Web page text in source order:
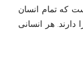
که تمام انسان
هر انسانی